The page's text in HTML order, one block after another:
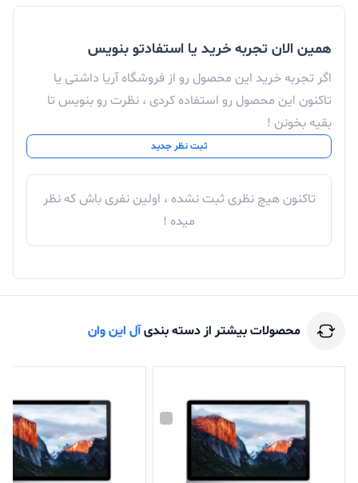
می شود زیبایی این دستگاه را دو برار کرده است.این دستگاه
به کسانی پشنهاد میشود ک در اداره مشغول به کار هستند یا
نیاز به یه دستگاه خوب و کاربردی دارند و نمیخواهند از لپ
تاپ استفاده کنند کامپیوتر دستکتاپ بیسار کار آمد است.
همین الان تجربه خرید یا استفادتو بنویس
اگر تجربه خرید این محصول رو از فروشگاه آریا داشتی یا
تاکنون این محصول رو استفاده کردی ، نظرت رو بنویس تا
بقیه بخونن !
ثبت نظر جدید
تاکنون هیچ نظری ثبت نشده ، اولین نفری باش که نظر
میده !
محصولات بیشتر از دسته بندیآل این وان